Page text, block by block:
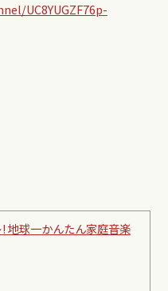
UC8YUGZF76p-
地球一かんたん家庭音楽